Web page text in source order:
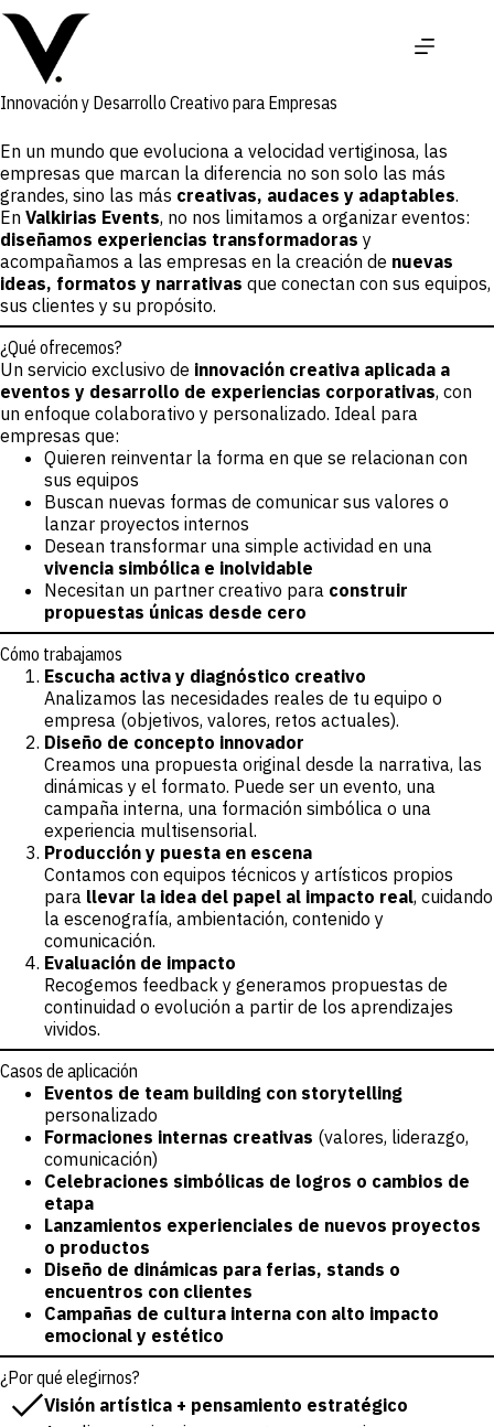
contenido
Innovación y Desarrollo Creativo para Empresas
En un mundo que evoluciona a velocidad vertiginosa, las
empresas que marcan la diferencia no son solo las más
grandes, sino las más creativas, audaces y adaptables.
En Valkirias Events, no nos limitamos a organizar eventos:
diseñamos experiencias transformadoras y
acompañamos a las empresas en la creación de nuevas
ideas, formatos y narrativas que conectan con sus equipos,
sus clientes y su propósito.
¿Qué ofrecemos?
Un servicio exclusivo de innovación creativa aplicada a
eventos y desarrollo de experiencias corporativas, con
un enfoque colaborativo y personalizado. Ideal para
empresas que:
Quieren reinventar la forma en que se relacionan con
sus equipos
Buscan nuevas formas de comunicar sus valores o
lanzar proyectos internos
Desean transformar una simple actividad en una
vivencia simbólica e inolvidable
Necesitan un partner creativo para construir
propuestas únicas desde cero
Cómo trabajamos
Escucha activa y diagnóstico creativo
Analizamos las necesidades reales de tu equipo o
empresa (objetivos, valores, retos actuales).
Diseño de concepto innovador
Creamos una propuesta original desde la narrativa, las
dinámicas y el formato. Puede ser un evento, una
campaña interna, una formación simbólica o una
experiencia multisensorial.
Producción y puesta en escena
Contamos con equipos técnicos y artísticos propios
para llevar la idea del papel al impacto real, cuidando
la escenografía, ambientación, contenido y
comunicación.
Evaluación de impacto
Recogemos feedback y generamos propuestas de
continuidad o evolución a partir de los aprendizajes
vividos.
Casos de aplicación
Eventos de team building con storytelling
personalizado
Formaciones internas creativas (valores, liderazgo,
comunicación)
Celebraciones simbólicas de logros o cambios de
etapa
Lanzamientos experienciales de nuevos proyectos
o productos
Diseño de dinámicas para ferias, stands o
encuentros con clientes
Campañas de cultura interna con alto impacto
emocional y estético
¿Por qué elegirnos?
Visión artística + pensamiento estratégico